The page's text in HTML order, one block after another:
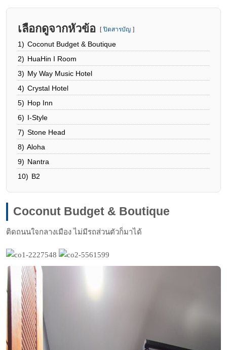
เลือกดูจากหัวข้อ ปิดสารบัญ
1) Coconut Budget & Boutique
2) HuaHin I Room
3) My Way Music Hotel
4) Crystal Hotel
5) Hop Inn
6) I-Style
7) Stone Head
8) Aloha
9) Nantra
10) B2
Coconut Budget & Boutique
ติดถนนใจกลางเมือง ไม่มีรถส่วนตัวก็มาได้